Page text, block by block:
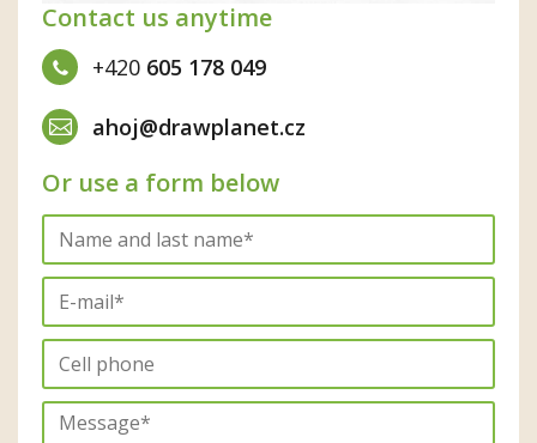
Contact us anytime
+420 605 178 049
ahoj@drawplanet.cz
Or use a form below